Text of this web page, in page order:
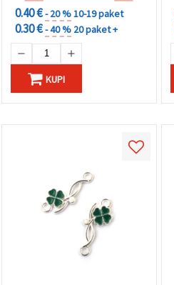
0.40 €- 20 %10-19 paket
0.30 €- 40 % 20 paket +
KUPI